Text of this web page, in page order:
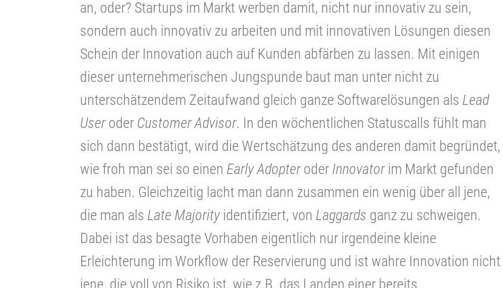
an, oder? Startups im Markt werben damit, nicht nur innovativ zu sein,
sondern auch innovativ zu arbeiten und mit innovativen Lösungen diesen
Schein der Innovation auch auf Kunden abfärben zu lassen. Mit einigen
dieser unternehmerischen Jungspunde baut man unter nicht zu
unterschätzendem Zeitaufwand gleich ganze Softwarelösungen als Lead
Useroder Customer Advisor. In den wöchentlichen Statuscalls fühlt man
sich dann bestätigt, wird die Wertschätzung des anderen damit begründet,
wie froh man sei so einen Early Adopteroder Innovatorim Markt gefunden
zu haben. Gleichzeitig lacht man dann zusammen ein wenig über all jene,
die man als Late Majority identifiziert, von Laggards ganz zu schweigen.
Dabei ist das besagte Vorhaben eigentlich nur irgendeine kleine
Erleichterung im Workflow der Reservierung und ist wahre Innovation nicht
jene, die voll von Risiko ist, wie z.B. das Landen einer bereits